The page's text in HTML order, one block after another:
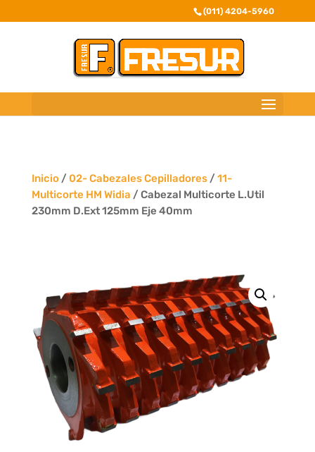
(011) 4204-5960
Inicio/ 02- Cabezales Cepilladores/ 11-
Multicorte HM Widia / Cabezal Multicorte L.Util
230mm D.Ext 125mm Eje 40mm